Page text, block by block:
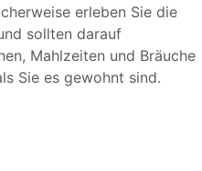
erleben Sie die
sollten darauf
Mahlzeiten und Bräuche
Sie es gewohnt sind.